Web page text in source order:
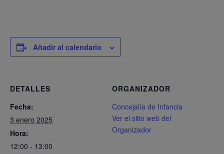
Añadir al calendario
DETALLES
Fecha:
3 enero 2025
Hora:
12:00 - 13:00
ORGANIZADOR
Concejalía de Infancia
Ver el sitio web del
Organizador